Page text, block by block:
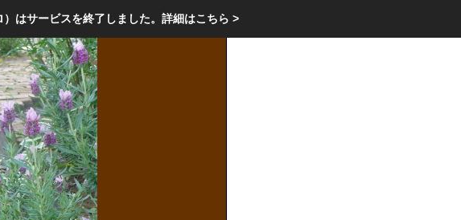
はサービスを終了しました。 詳細はこちら >